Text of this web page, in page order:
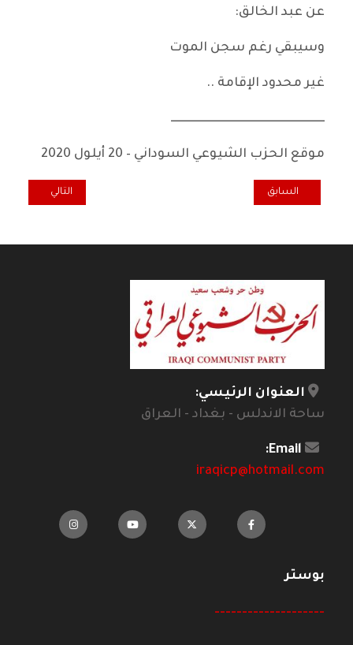
عن عبد الخالق:
وسيبقي رغم سجن الموت
غير محدود الإقامة ..
ـــــــــــــــــــــــــــــــــــــــــــــــــــــــــــــــــ
موقع الحزب الشيوعي السوداني – 20 أيلول 2020
المقال السابق: الوطنية - الديمقراطية ومكافحة التخريب الرأسمالي
السابق المقال التالي:
التالي
العنوان الرئيسي:
ساحة الاندلس - بغداد - العراق
Email:
iraqicp@hotmail.com
بوستر
--------------------